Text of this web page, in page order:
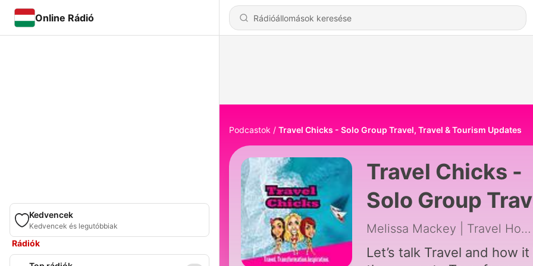
Online Rádió
Kedvencek
Kedvencek és legutóbbiak
Rádiók
Podcastok Travel Chicks - Solo Group Travel, Travel & Tourism Updates
Travel Chicks -
Solo Group
Travel & Tourism
Updates -
Melissa Mackey | Travel Host | Transformation Catalyst
Let’s talk Travel and how it